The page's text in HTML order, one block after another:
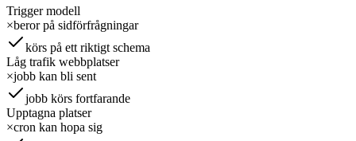
Trigger modell
×beror på sidförfrågningar
körs på ett riktigt schema
Låg trafik webbplatser
×jobb kan bli sent
jobb körs fortfarande
Upptagna platser
×cron kan hopa sig